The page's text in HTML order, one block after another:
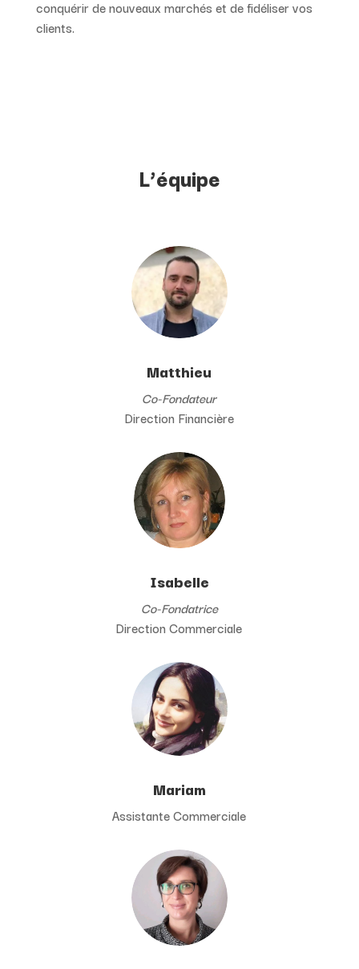
conquérir de nouveaux marchés et de fidéliservos
clients.
L’équipe
Matthieu
Co-Fondateur
Direction Financière
Isabelle
Co-Fondatrice
Direction Commerciale
Mariam
Assistante Commerciale